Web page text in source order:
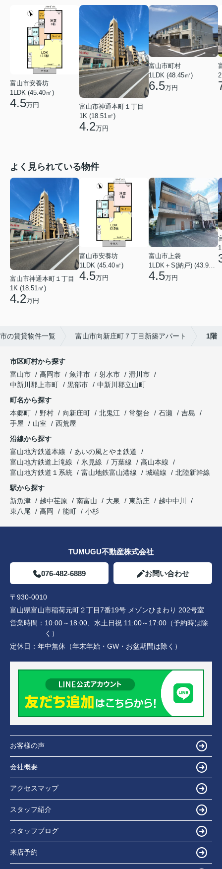
富山市安養坊
1LDK (45.40㎡)
4.5万円
富山市神通本町１丁目
1K (18.51㎡)
4.2万円
富山市町村
1LDK (48.45㎡)
6.5万円
よく見られている物件
富山市神通本町１丁目
1K (18.51㎡)
4.2万円
富山市安養坊
1LDK (45.40㎡)
4.5万円
富山市上袋
4.5万円
の賃貸物件一覧 富山市向新庄町７丁目新築アパート 1階
市区町村から探す
富山市
高岡市 魚津市 射水市
滑川市
中新川郡上市町
黒部市
中新川郡立山町
町名から探す
本郷町
野村 向新庄町 北鬼江 常盤台 石瀬
吉島
手屋
山室
西荒屋
沿線から探す
富山地方鉄道本線
あいの風とやま鉄道
富山地方鉄道上滝線
氷見線 万葉線
高山本線
富山地方鉄道１系統
富山地鉄富山港線 城端線
北陸新幹線
駅から探す
新魚津
越中荏原 南富山 大泉 東新庄
越中中川
東八尾
高岡 能町 小杉
TUMUGU不動産株式会社
076-482-6889 お問い合わせ
〒930-0010
富山県富山市稲荷元町２丁目7番19号 メゾンひまわり 202号室
営業時間： 10:00～18:00、水土日祝 11:00～17:00（予約時は除
く）
定休日： 年中無休（年末年始・GW・お盆期間は除く）
お客様の声
会社概要
アクセスマップ
スタッフ紹介
スタッフブログ
来店予約